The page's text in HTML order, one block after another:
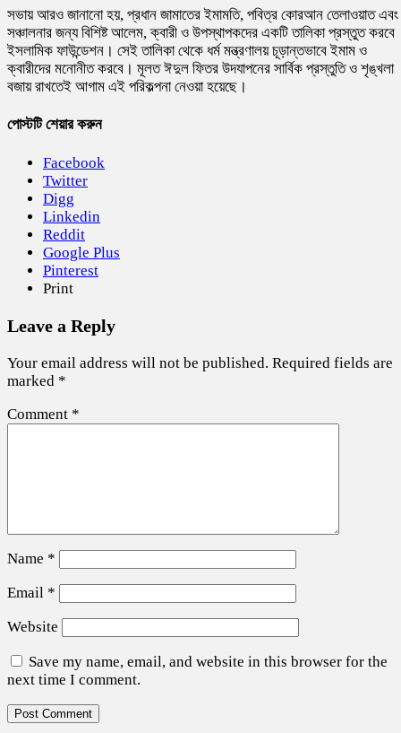
সভায় আরও জানানো হয়, প্রধান জামাতের ইমামতি, পবিত্র কোরআন তেলাওয়াত এবং
সঞ্চালনার জন্য বিশিষ্ট আলেম, ক্বারী ও উপস্থাপকদের একটি তালিকা প্রস্তুত করবে
ইসলামিক ফাউন্ডেশন। সেই তালিকা থেকে ধর্ম মন্ত্রণালয় চূড়ান্তভাবে ইমাম ও
ক্বারীদের মনোনীত করবে। মূলত ঈদুল ফিতর উদযাপনের সার্বিক প্রস্তুতি ও শৃঙ্খলা
বজায় রাখতেই আগাম এই পরিকল্পনা নেওয়া হয়েছে।
পোস্টটি শেয়ার করুন
Facebook
Twitter
Digg
Linkedin
Reddit
Google Plus
Pinterest
Print
Leave a Reply
Your email address will not be published. Required fields are
marked *
Comment *
Name *
Email *
Website
Save my name, email, and website in this browser for the
next time I comment.